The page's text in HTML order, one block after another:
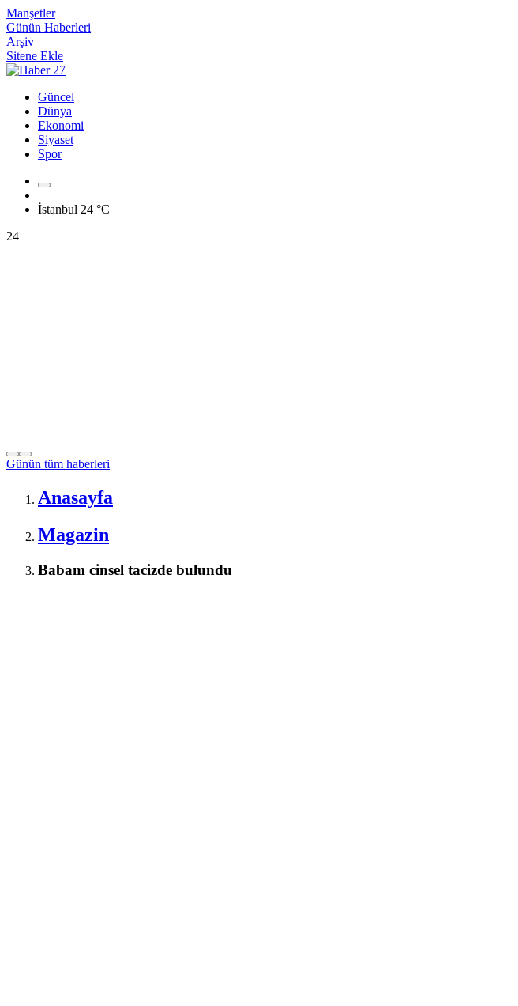
Manşetler
Günün Haberleri
Arşiv
Sitene Ekle
Güncel
Dünya
Ekonomi
Siyaset
Spor
İstanbul 24 °C
24
Günün tüm haberleri
Anasayfa
Magazin
Babam cinsel tacizde bulundu